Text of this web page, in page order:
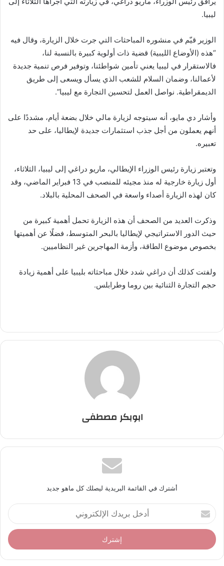
ليبيا.
الوزير قيّم في منشوره المباحثات التي جرت خلال الزيارة، وقال فيه
“هذه (الأوضاع الليبية) قضية ذات أولوية كبيرة بالنسبة لنا،
فالاستقرار في ليبيا يعني تأمين شواطئنا، وتوفير فرص تنمية جديدة
لأعمالنا، وضمان السلام للشعب الذي يسأل ويسعى إلى طريق
الديمقراطية. نواصل العمل لتحسين التجارة مع ليبيا”.
وأشار دي مايو، أنه سيتوجه لزيارة مالي خلال بضعة أيام، مشددًا على
أنهم يعملون من أجل جذب استثمارات جديدة لإيطاليا، على حد
تعبيره.
وتعتبر زيارة رئيس الوزراء الإيطالي، ماريو دراغي إلى ليبيا، الثلاثاء،
أول زيارة خارجية له منذ مجيئه للمنصب في 13 فبراير الماضي، وقد
كان لهذه الزيارة أصداء واسعة في الصحف المحلية بالبلاد.
وذكرت العديد من الصحف أن هذه الزيارة تحمل أهمية كبيرة من
حيث الدور الاستراتيجي لإيطاليا بالبحر المتوسط، فضلًا عن أهميتها
بخصوص موضوع الطاقة، وأزمة المهاجرين غير النظاميين.
ولفتت كذلك أن دراغي شدد خلال مباحثاته بليبيا على أهمية زيادة
حجم التجارة الثنائية بين روما وطرابلس.
ابوبكر مصطفى
أشترك في القائمة البريدية ليصلك كل ماهو جديد
أ
د
خ
ل
ر